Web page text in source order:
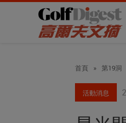
首頁 » 第19洞
活動消息